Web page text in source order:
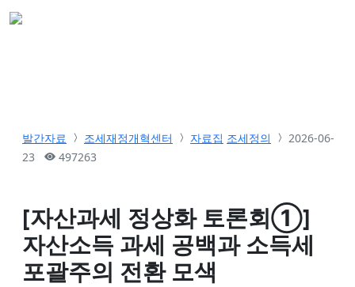
발간자료 조세재정개혁센터 자료집 조세정의
2026-06-
23
497263
[자산과세 정상화 토론회①]
자산소득 과세 공백과 소득세
포괄주의 전환 모색